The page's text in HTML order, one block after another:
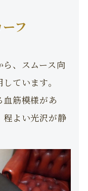
フ
、スムース向
ています。
筋模様があ
程よい光沢が静